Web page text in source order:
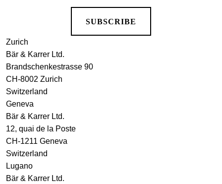
SUBSCRIBE
Zurich
Bär & Karrer Ltd.
Brandschenkestrasse 90
CH-8002 Zurich
Switzerland
Geneva
Bär & Karrer Ltd.
12, quai de la Poste
CH-1211 Geneva
Switzerland
Lugano
Bär & Karrer Ltd.